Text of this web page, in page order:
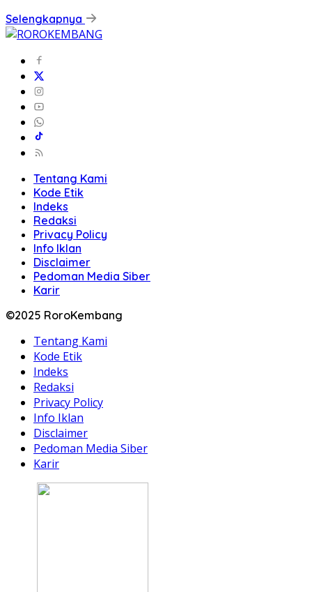
Selengkapnya
Tentang Kami
Kode Etik
Indeks
Redaksi
Privacy Policy
Info Iklan
Disclaimer
Pedoman Media Siber
Karir
©2025 RoroKembang
Tentang Kami
Kode Etik
Indeks
Redaksi
Privacy Policy
Info Iklan
Disclaimer
Pedoman Media Siber
Karir